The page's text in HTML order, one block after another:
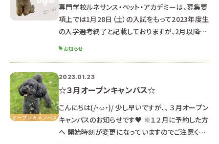
専門学校ルネサンス・ペット・アカデミーは、募集要
項上では1月28日（土）の入試をもって2023年度生
の入学選考終了と記載しておりますが、2月以降の
洋飼育・アクアリウム科 ※ 動物看護師科は、定員
に達しているため追加募集はありません。 個別入
学説明会、Zooｍオンライン説明会は随時開催し
ています。 受験には学校理解・学科理解が不可欠
です。 早めにご参加い
お知らせ
2023.01.23
☆３月オープンキャンパス☆
こんにちは(/・ω・)/ 少し早いですが、、 ３月オープン
キャンパスのお知らせです♥ ※１２月に予約した方
へ 開始時刻が変更になっていますのでご注意くだ